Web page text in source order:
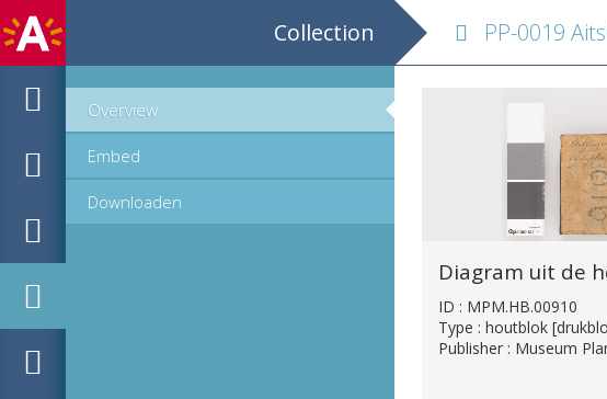
Collection
Overview
Embed
Downloaden
PP-0019
ID : MPM.HB.00910
Type : houtblok
Publisher : Museum